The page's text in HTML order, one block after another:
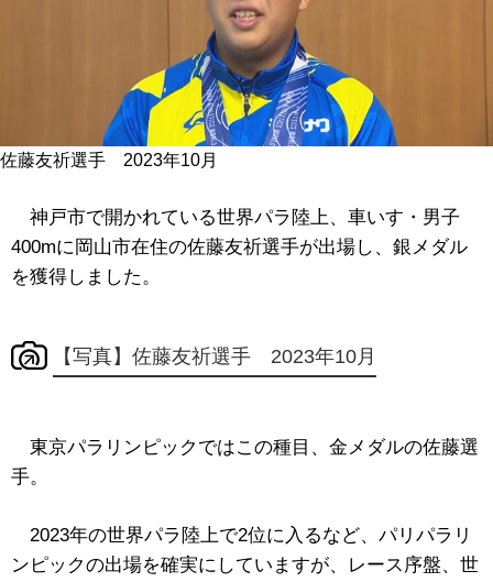
佐藤友祈選手 2023年10月
神戸市で開かれている世界パラ陸上、車いす・男子
400mに岡山市在住の佐藤友祈選手が出場し、銀メダル
を獲得しました。
【写真】佐藤友祈選手 2023年10月
東京パラリンピックではこの種目、金メダルの佐藤選
手。
2023年の世界パラ陸上で2位に入るなど、パリパラリ
ンピックの出場を確実にしていますが、レース序盤、世